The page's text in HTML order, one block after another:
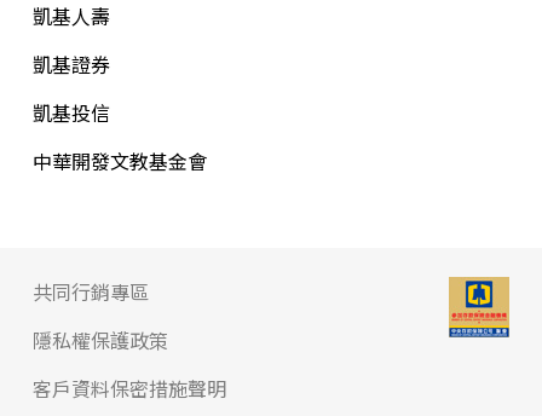
凱基人壽
凱基證券
凱基投信
中華開發文教基金會
共同行銷專區
隱私權保護政策
客戶資料保密措施聲明